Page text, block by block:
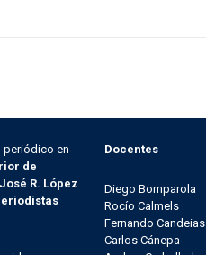
periódico en
de
R. López
Docentes
Diego Bomparola
Rocío Calmels
Fernando Candeias
Carlos Cánepa